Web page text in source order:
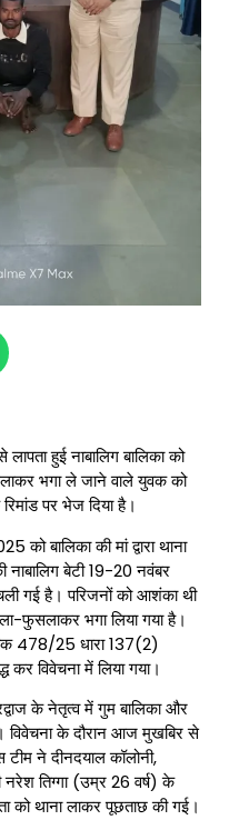
हुई नाबालिग बालिका को
भगा ले जाने वाले युवक को
पर भेज दिया है।
को बालिका की मां द्वारा थाना
नाबालिग बेटी 19-20 नवंबर
गई है। परिजनों को आशंका थी
फुसलाकर भगा लिया गया है।
478/25 धारा 137(2)
कर विवेचना में लिया गया।
के नेतृत्व में गुम बालिका और
विवेचना के दौरान आज मुखबिर से
ने दीनदयाल कॉलोनी,
नरेश तिग्गा (उम्र 26 वर्ष) के
को थाना लाकर पूछताछ की गई।